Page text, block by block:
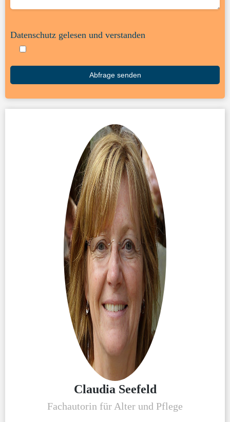
Datenschutz gelesen und verstanden
Claudia Seefeld
Fachautorin für Alter und Pflege